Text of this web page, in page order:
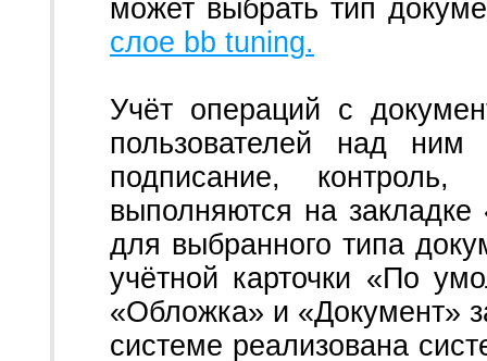
может выбрать тип
слое bb tuning.
Учёт операций с
пользователей над ним
подписание,
выполняются на
для выбранного типа
учётной карточки «По
«Обложка» и «Документ»
системе реализована